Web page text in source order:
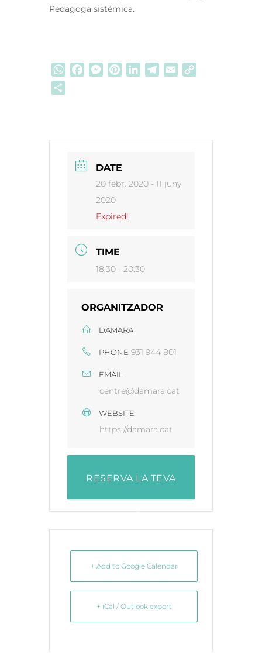
Pedagoga sistèmica.
WhatsApp
Facebook
Messenger
PinterestLinkedInTelegram
Email
DATE
20 febr. 2020 - 11 juny
2020
Expired!
TIME
18:30 - 20:30
ORGANITZADOR
DAMARA
PHONE 931 944 801
EMAIL
centre@damara.cat
WEBSITE
https://damara.cat
RESERVA LA TEVA
+ Add to Google Calendar
+ iCal / Outlook export